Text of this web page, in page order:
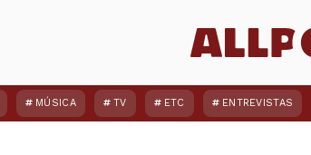
MÚSICA TV ETC ENTREVISTAS